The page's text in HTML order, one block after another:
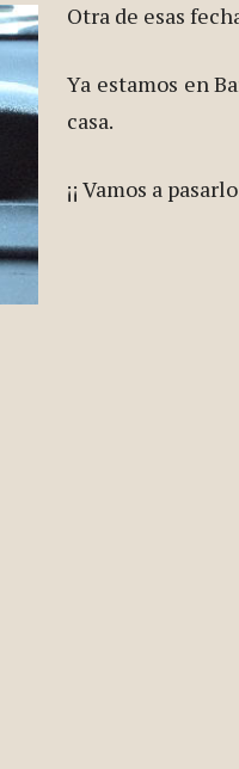
Otra de esas
Ya estamos en
casa.
¡¡ Vamos a